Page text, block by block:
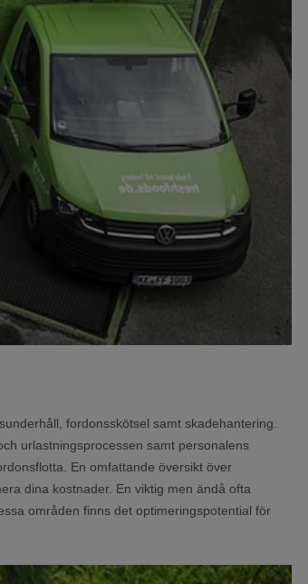
fordonsskötsel samt skadehantering.
urlastningsprocessen samt personalens
En omfattande översikt över
dina kostnader. En viktig men ändå ofta
områden finns det optimeringspotential för